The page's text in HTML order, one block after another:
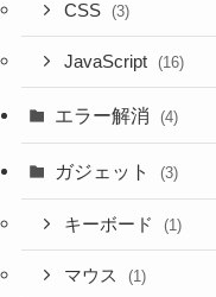
CSS (3)
JavaScript (16)
エラー解消 (4)
ガジェット (3)
キーボード (1)
マウス (1)